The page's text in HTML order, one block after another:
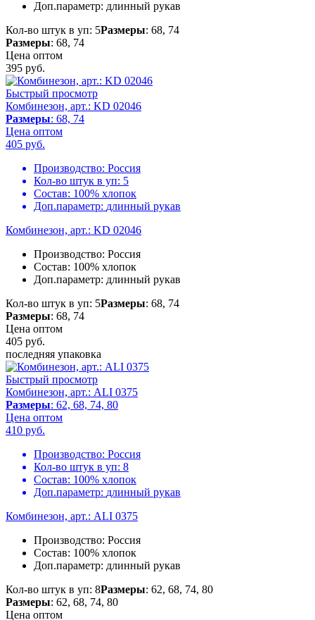
Доп.параметр: длинный рукав
Кол-во штук в уп: 5Размеры: 68, 74
Размеры: 68, 74
Цена оптом
395 руб.
Быстрый просмотр
Комбинезон, арт.: KD 02046
Размеры: 68, 74
Цена оптом
405 руб.
Производство: Россия
Кол-во штук в уп: 5
Состав: 100% хлопок
Доп.параметр: длинный рукав
Комбинезон, арт.: KD 02046
Производство: Россия
Состав: 100% хлопок
Доп.параметр: длинный рукав
Кол-во штук в уп: 5Размеры: 68, 74
Размеры: 68, 74
Цена оптом
405 руб.
последняя упаковка
Быстрый просмотр
Комбинезон, арт.: ALI 0375
Размеры: 62, 68, 74, 80
Цена оптом
410 руб.
Производство: Россия
Кол-во штук в уп: 8
Состав: 100% хлопок
Доп.параметр: длинный рукав
Комбинезон, арт.: ALI 0375
Производство: Россия
Состав: 100% хлопок
Доп.параметр: длинный рукав
Кол-во штук в уп: 8Размеры: 62, 68, 74, 80
Размеры: 62, 68, 74, 80
Цена оптом